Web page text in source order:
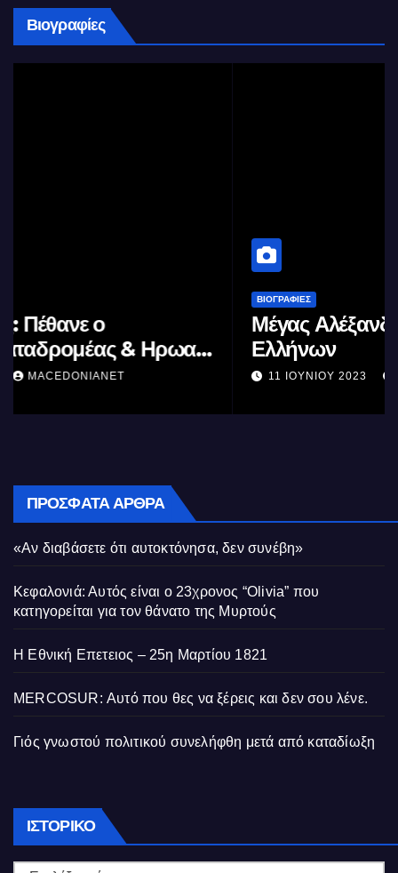
Βιογραφίες
Μέγας Αλέξανδρος: Ο μέγιστος των
Ελλήνων
11 ΙΟΥΝΊΟΥ 2023 MACEDONIANET
ΠΡΌΣΦΑΤΑ ΆΡΘΡΑ
«Αν διαβάσετε ότι αυτοκτόνησα, δεν συνέβη»
Κεφαλονιά: Αυτός είναι ο 23χρονος “Olivia” που
κατηγορείται για τον θάνατο της Μυρτούς
Η Εθνική Επετειος – 25η Μαρτίου 1821
MERCOSUR: Αυτό που θες να ξέρεις και δεν σου λένε.
Γιός γνωστού πολιτικού συνελήφθη μετά από καταδίωξη
ΙΣΤΟΡΙΚΌ Ιστορικό